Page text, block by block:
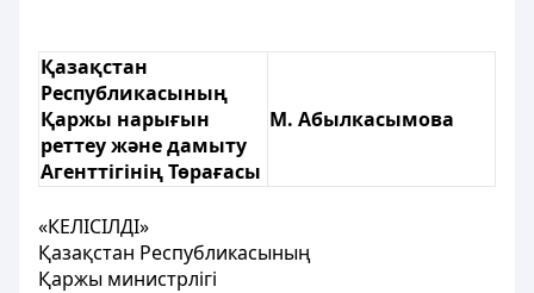
Қазақстан
Республикасының
Қаржы нарығын
реттеу және дамыту
Агенттігінің Төрағасы
М. Абылкасымова
«КЕЛІСІЛДІ»
Қазақстан Республикасының
Қаржы министрлігі